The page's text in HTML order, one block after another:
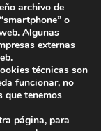
archivo de
o
Algunas
externas
técnicas son
funcionar, no
que tenemos
página, para